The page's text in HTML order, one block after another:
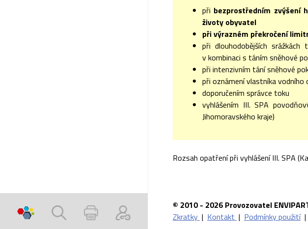
při bezprostředním zvýšení
životy obyvatel
při výrazném překročení
při dlouhodobějších
v kombinaci s táním sněhové
při intenzivním tání sněhové
při oznámení vlastníka vodního
doporučením správce toku
vyhlášením III. SPA
Jihomoravského kraje)
Rozsah opatření při vyhlášení III. SPA
© 2010 - 2026 Provozovatel
Zkratky | Kontakt | Podmínky použití |